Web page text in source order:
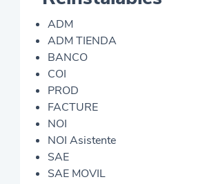
ADM
ADM TIENDA
BANCO
COI
PROD
FACTURE
NOI
NOI Asistente
SAE
SAE MOVIL